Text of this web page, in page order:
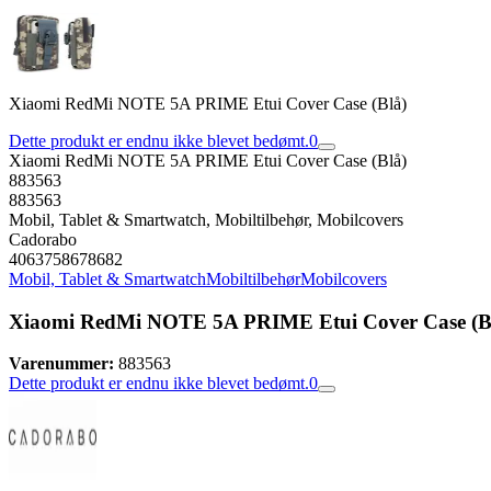
Xiaomi RedMi NOTE 5A PRIME Etui Cover Case (Blå)
Dette produkt er endnu ikke blevet bedømt.0
Xiaomi RedMi NOTE 5A PRIME Etui Cover Case (Blå)
883563
883563
Mobil, Tablet & Smartwatch, Mobiltilbehør, Mobilcovers
Cadorabo
4063758678682
Mobil, Tablet & SmartwatchMobiltilbehørMobilcovers
Xiaomi RedMi NOTE 5A PRIME Etui Cover Case
Varenummer: 883563
Dette produkt er endnu ikke blevet bedømt.0